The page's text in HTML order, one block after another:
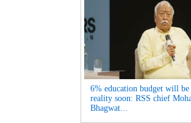
6% education budget will be
reality soon: RSS chief
Bhagwat...